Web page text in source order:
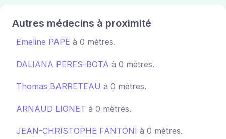
Autres médecins à proximité
Emeline PAPE à 0 mètres.
DALIANA PERES-BOTA à 0 mètres.
Thomas BARRETEAU à 0 mètres.
ARNAUD LIONET à 0 mètres.
JEAN-CHRISTOPHE FANTONI à 0 mètres.